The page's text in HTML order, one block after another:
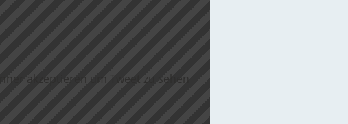
akzeptieren um Tweet zu sehen